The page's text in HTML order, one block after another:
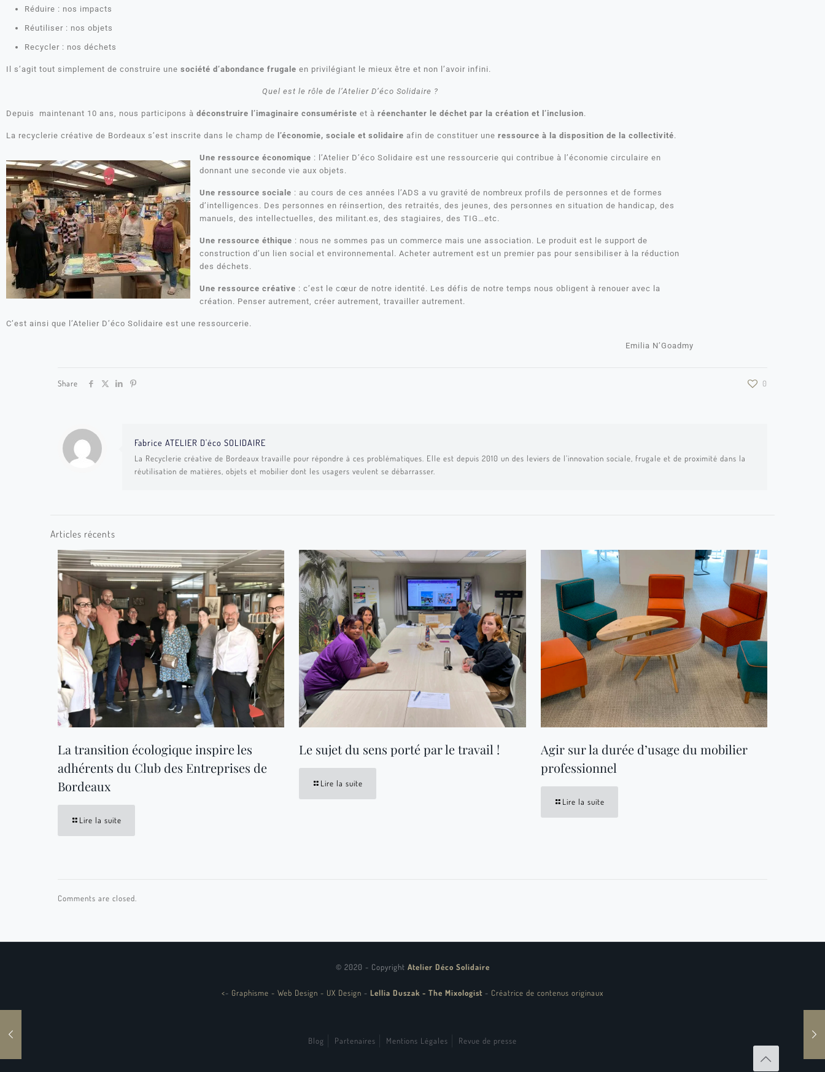
Réduire : nos impacts
Réutiliser : nos objets
Recycler : nos déchets
Il s’agit tout simplement de construire une société d’abondance frugale en privilégiant le mieux être et non l’avoir infini.
Quel est le rôle de l’Atelier D’éco Solidaire ?
Depuis maintenant 10 ans, nous participons à déconstruire l’imaginaire consumériste et à réenchanter le déchet par la création et l’inclusion.
La recyclerie créative de Bordeaux s’est inscrite dans le champ de l’économie, sociale et solidaire afin de constituer une ressource à la disposition de la collectivité.
Une ressource économique : l’Atelier D’éco Solidaire est une ressourcerie qui contribue à l’économie circulaire en
donnant une seconde vie aux objets.
Une ressource sociale : au cours de ces années l’ADS a vu gravité de nombreux profils de personnes et de formes
d’intelligences. Des personnes en réinsertion, des retraités, des jeunes, des personnes en situation de handicap, des
manuels, des intellectuelles, des militant.es, des stagiaires, des TIG…etc.
Une ressource éthique : nous ne sommes pas un commerce mais une association. Le produit est le support de
construction d’un lien social et environnemental. Acheter autrement est un premier pas pour sensibiliser à la réduction
des déchets.
Une ressource créative : c’est le cœur de notre identité. Les défis de notre temps nous obligent à renouer avec la
création. Penser autrement, créer autrement, travailler autrement.
C’est ainsi que l’Atelier D’éco Solidaire est une ressourcerie.
Emilia N’Goadmy
Share 0
Fabrice ATELIER D'éco SOLIDAIRE
La Recyclerie créative de Bordeaux travaille pour répondre à ces problématiques. Elle est depuis 2010 un des leviers de l’innovation sociale, frugale et de proximité dans la
réutilisation de matières, objets et mobilier dont les usagers veulent se débarrasser.
Articles récents
La transition écologique inspire les
adhérents du Club des Entreprises de
Bordeaux
Lire la suite
Le sujet du sens porté par le travail !
Lire la suite
Agir sur la durée d’usage du mobilier
professionnel
Lire la suite
Comments are closed.
© 2020 - Copyright Atelier Déco Solidaire
<- Graphisme - Web Design - UX Design - Lellia Duszak - The Mixologist - Créatrice de contenus originaux
Blog Partenaires Mentions Légales Revue de presse